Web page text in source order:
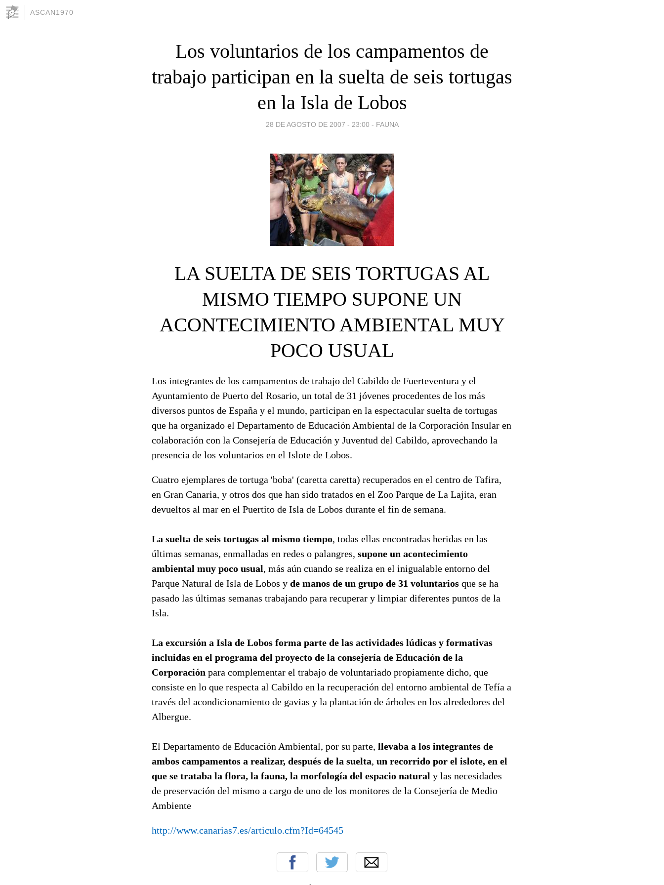
ASCAN1970
Los voluntarios de los campamentos de
trabajo participan en la suelta de seis tortugas
en la Isla de Lobos
28 DE AGOSTO DE 2007 - 23:00 - FAUNA
LA SUELTA DE SEIS TORTUGAS AL
MISMO TIEMPO SUPONE UN
ACONTECIMIENTO AMBIENTAL MUY
POCO USUAL
Los integrantes de los campamentos de trabajo del Cabildo de Fuerteventura y el
Ayuntamiento de Puerto del Rosario, un total de 31 jóvenes procedentes de los más
diversos puntos de España y el mundo, participan en la espectacular suelta de tortugas
que ha organizado el Departamento de Educación Ambiental de la Corporación Insular en
colaboración con la Consejería de Educación y Juventud del Cabildo, aprovechando la
presencia de los voluntarios en el Islote de Lobos.
Cuatro ejemplares de tortuga 'boba' (caretta caretta) recuperados en el centro de Tafira,
en Gran Canaria, y otros dos que han sido tratados en el Zoo Parque de La Lajita, eran
devueltos al mar en el Puertito de Isla de Lobos durante el fin de semana.
La suelta de seis tortugas al mismo tiempo, todas ellas encontradas heridas en las
últimas semanas, enmalladas en redes o palangres, supone un acontecimiento
ambiental muy poco usual, más aún cuando se realiza en el inigualable entorno del
Parque Natural de Isla de Lobos y de manos de un grupo de 31 voluntarios que se ha
pasado las últimas semanas trabajando para recuperar y limpiar diferentes puntos de la
Isla.
La excursión a Isla de Lobos forma parte de las actividades lúdicas y formativas
incluidas en el programa del proyecto de la consejería de Educación de la
Corporación para complementar el trabajo de voluntariado propiamente dicho, que
consiste en lo que respecta al Cabildo en la recuperación del entorno ambiental de Tefía a
través del acondicionamiento de gavias y la plantación de árboles en los alrededores del
Albergue.
El Departamento de Educación Ambiental, por su parte, llevaba a los integrantes de
ambos campamentos a realizar, después de la suelta, un recorrido por el islote, en el
que se trataba la flora, la fauna, la morfología del espacio natural y las necesidades
de preservación del mismo a cargo de uno de los monitores de la Consejería de Medio
Ambiente
http://www.canarias7.es/articulo.cfm?Id=64545